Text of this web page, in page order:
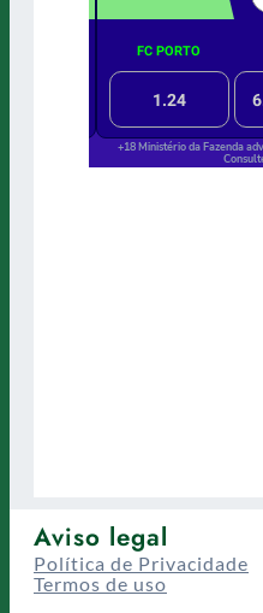
Aviso legal
Política de Privacidade
Termos de uso